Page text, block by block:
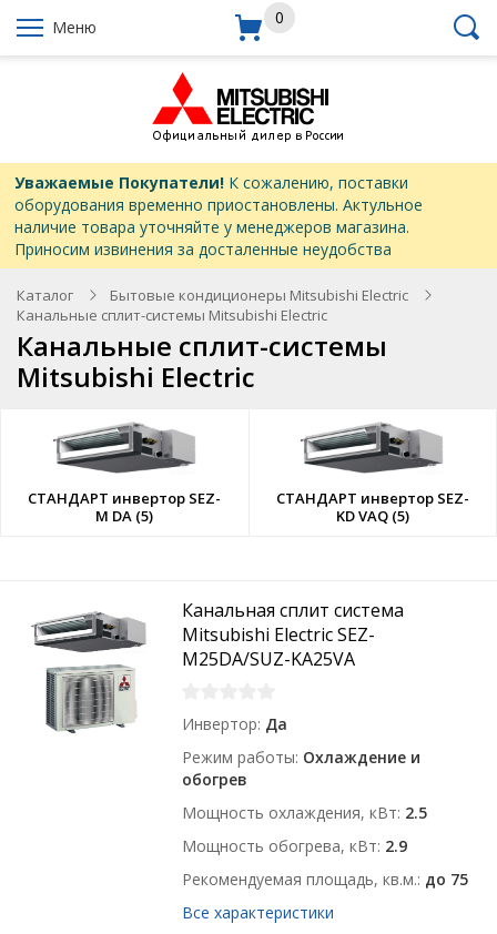
Меню 0
Уважаемые Покупатели!К сожалению, поставки
оборудования временно приостановлены. Актульное
наличие товара уточняйте у менеджеров магазина.
Приносим извинения за досталенные неудобства
Каталог
Бытовые кондиционеры Mitsubishi Electric
Канальные сплит-системы Mitsubishi Electric
Канальные сплит-системы
Mitsubishi Electric
СТАНДАРТ инвертор SEZ-
M DA (5)
СТАНДАРТ инвертор SEZ-
KD VAQ (5)
Канальная сплит система
Mitsubishi Electric SEZ-
M25DA/SUZ-KA25VA
Инвертор Да
Режим работы Охлаждение и
обогрев
Мощность охлаждения, кВт 2.5
Мощность обогрева, кВт 2.9
Рекомендуемая площадь, кв.м. до 75
Все характеристики